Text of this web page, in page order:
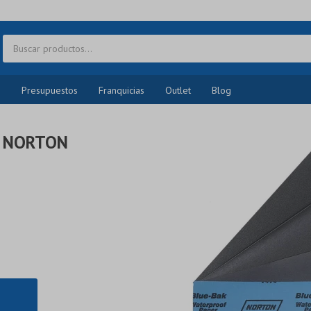
Presupuestos Franquicias Outlet Blog